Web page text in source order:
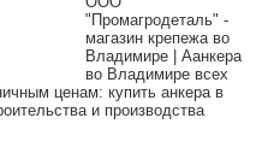
"Промагродеталь" -
магазин крепежа во
Владимире | Аанкера
во Владимире всех
ценам: купить анкера в
и производства